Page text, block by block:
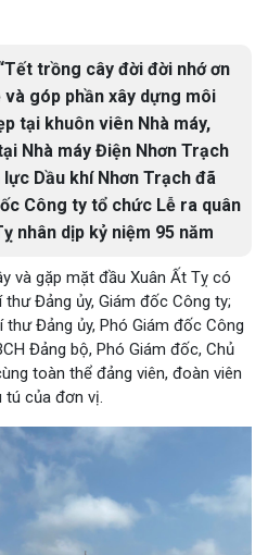
trồng cây đời đời nhớ ơn
và góp phần xây dựng môi
tại khuôn viên Nhà máy,
Nhà máy Điện Nhơn Trạch
Dầu khí Nhơn Trạch đã
Công ty tổ chức Lễ ra quân
nhân dịp kỷ niệm 95 năm
và gặp mặt đầu Xuân Ất Tỵ có
thư Đảng ủy, Giám đốc Công ty;
thư Đảng ủy, Phó Giám đốc Công
Đảng bộ, Phó Giám đốc, Chủ
toàn thể đảng viên, đoàn viên
tú của đơn vị.